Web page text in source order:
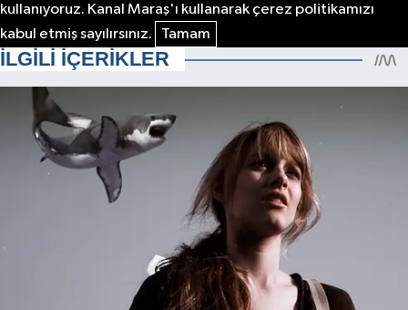
kullanıyoruz. Kanal Maraş'ı kullanarak çerez politikamızı
kabul etmiş sayılırsınız.
Tamam